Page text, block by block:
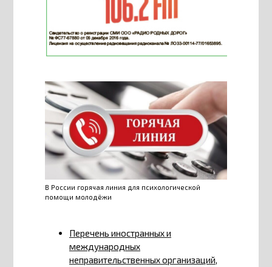
В России горячая линия для психологической
помощи молодёжи
Перечень иностранных и
международных
неправительственных организаций,